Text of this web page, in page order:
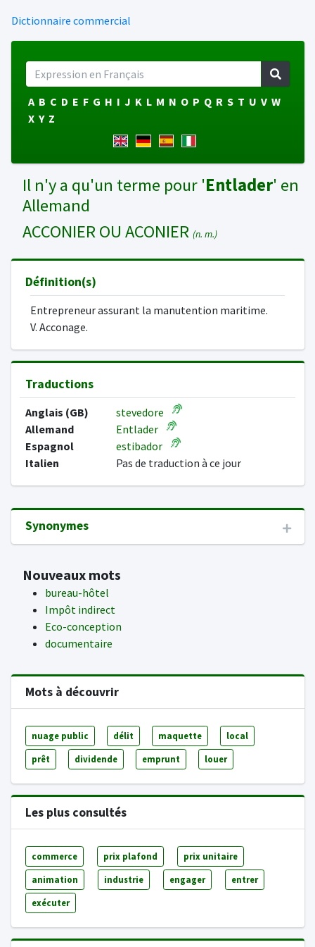
Dictionnaire commercial
A B C D E F G H I J K L M N O P Q R S T U V W
X Y Z
Il n'y a qu'un terme pour 'Entlader' en
Allemand
ACCONIER OU ACONIER (n. m.)
Définition(s)
Entrepreneur assurant la manutention maritime.
V. Acconage.
Traductions
Anglais (GB)
stevedore
Allemand
Entlader
Espagnol
estibador
Italien
Pas de traduction à ce jour
Synonymes
Nouveaux mots
bureau-hôtel
Impôt indirect
Eco-conception
documentaire
Mots à découvrir
nuage public délit maquette local
prêt dividende emprunt louer
Les plus consultés
commerce prix plafond prix unitaire
animation industrie engager entrer
exécuter